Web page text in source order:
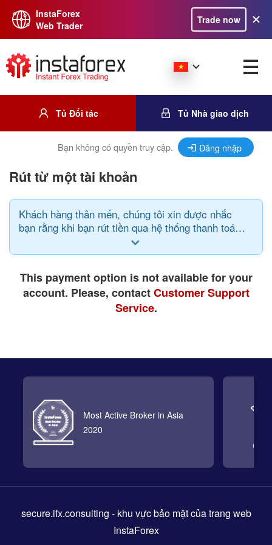
InstaForex
Web Trader
Trade now
Tủ Đối tác Tủ Nhà giao dịch
Bạn không có quyền truy cập. Đăng nhập
Rút từ một tài khoản
Khách hàng thân mến, chúng tôi xin được nhắc
bạn rằng khi bạn rút tiền qua hệ thống thanh toán
bạn phải tuân theo quy tắc sau: hệ thống thanh
toán cũng như đơn vị tiền gửi và tiền rút phải
This payment option is not available for your
account. Please, contactCustomer Support
Service.
Most Active Broker in Asia
2020
secure.ifx.consulting - khu vực bảo mật của trang web
InstaForex